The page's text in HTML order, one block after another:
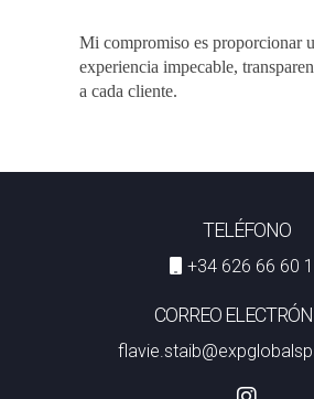
Mi compromiso es proporcionar
experiencia impecable,
a cada cliente.
TELÉFONO
+34 626 66 60
CORREO